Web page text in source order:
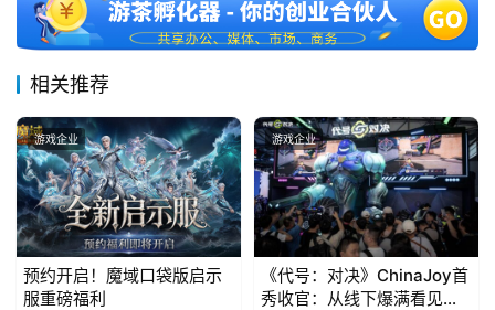
第
十
三
金
茶
奖
7
相关推荐
游戏企业
预约开启！魔域口袋版启示
服重磅福利
游戏企业
《代号：对决》ChinaJoy首
秀收官：从线下爆满看见玩